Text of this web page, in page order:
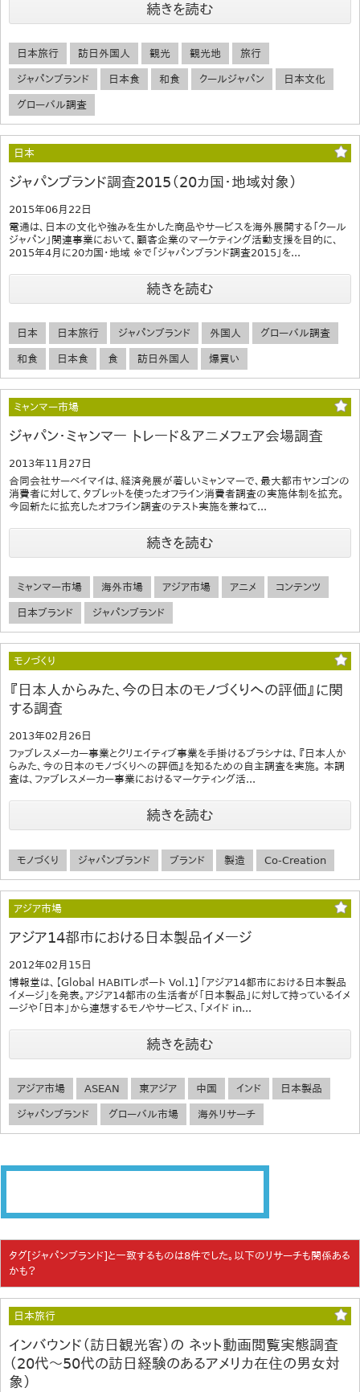
続きを読む
日本旅行 訪日外国人 観光 観光地 旅行
ジャパンブランド 日本食 和食 クールジャパン 日本文化
グローバル調査
日本
ジャパンブランド調査2015（20カ国・地域対象）
2015年06月22日
電通は、日本の文化や強みを生かした商品やサービスを海外展開する「クール
ジャパン」関連事業において、顧客企業のマーケティング活動支援を目的に、
2015年4月に20カ国・地域 ※で「ジャパンブランド調査2015」を...
続きを読む
日本 日本旅行 ジャパンブランド 外国人 グローバル調査
和食 日本食 食 訪日外国人 爆買い
ミャンマー市場
ジャパン・ミャンマー トレード＆アニメフェア会場調査
2013年11月27日
合同会社サーベイマイは、経済発展が著しいミャンマーで、最大都市ヤンゴンの
消費者に対して、タブレットを使ったオフライン消費者調査の実施体制を拡充。
今回新たに拡充したオフライン調査のテスト実施を兼ねて...
続きを読む
ミャンマー市場 海外市場 アジア市場 アニメ コンテンツ
日本ブランド ジャパンブランド
モノづくり
『日本人からみた、今の日本のモノづくりへの評価』に関
する調査
2013年02月26日
ファブレスメーカー事業とクリエイティブ事業を手掛けるブラシナは、『日本人か
らみた、今の日本のモノづくりへの評価』を知るための自主調査を実施。 本調
査は、ファブレスメーカー事業におけるマーケティング活...
続きを読む
モノづくり ジャパンブランド ブランド 製造 Co-Creation
アジア市場
アジア14都市における日本製品イメージ
2012年02月15日
博報堂は、【Global HABITレポート Vol.1】「アジア14都市における日本製品
イメージ」を発表。アジア14都市の生活者が「日本製品」に対して持っているイメ
ージや「日本」から連想するモノやサービス、「メイド in...
続きを読む
アジア市場 ASEAN 東アジア 中国 インド 日本製品
ジャパンブランド グローバル市場 海外リサーチ
タグ[ジャパンブランド]と一致するものは8件でした。以下のリサーチも関係ある
かも？
日本旅行
インバウンド（訪日観光客）の ネット動画閲覧実態調査
（20代～50代の訪日経験のあるアメリカ在住の男女対
象）